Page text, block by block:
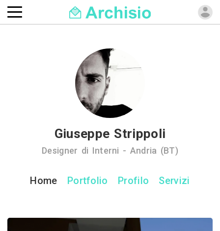
Giuseppe Strippoli
Designer di Interni - Andria (BT)
Home Portfolio Profilo Servizi